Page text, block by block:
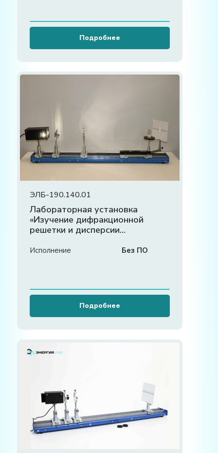
Подробнее
ЭЛБ-190.140.01
Лабораторная установка
«Изучение дифракционной
решетки и дисперсии
Исполнение Без ПО
Подробнее